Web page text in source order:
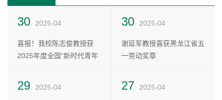
30 2025-04
喜报！我校陈志俊教授获
2025年度全国“新时代青年
30 2025-04
谢延军教授喜获黑龙江省五
一劳动奖章
29 2025-04 27 2025-04
28 2024-10
包水梅 陈秋萍：面向国家
战略需求 优化学科设置调
21 2023-12
【佳作采撷】李枭鹰 | 高等
教育学学科体系建构的元范
07 2023-06 28 2022-11
19 2025-03
2024年研究生教育发展质
量年度报告
19 2025-03
2023年研究生教育发展质
量年度报告
19 2025-03 19 2025-03